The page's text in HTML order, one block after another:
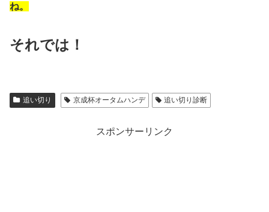
ね。
それでは！
追い切り 京成杯オータムハンデ 追い切り診断
スポンサーリンク